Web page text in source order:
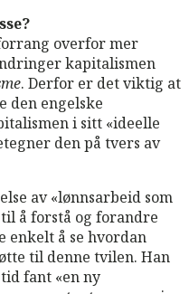
overfor mer
kapitalismen
. Derfor er det viktig at
den engelske
i sitt «ideelle
den på tvers av
av «lønnsarbeid som
å forstå og forandre
enkelt å se hvordan
til denne tvilen. Han
fant «en ny